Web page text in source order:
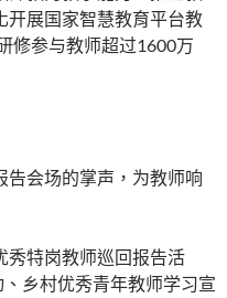
开展国家智慧教育平台教
修参与教师超过1600万
告会场的掌声，为教师响
秀特岗教师巡回报告活
乡村优秀青年教师学习宣